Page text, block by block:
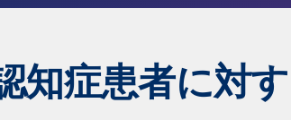
知症患者に対